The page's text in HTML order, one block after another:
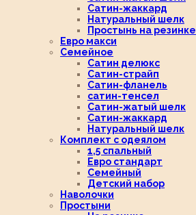
Сатин-жаккард
Натуральный шелк
Простынь на резинке
Евро макси
Семейное
Сатин делюкс
Сатин-страйп
Сатин-фланель
сатин-тенсел
Сатин-жатый шелк
Сатин-жаккард
Натуральный шелк
Комплект с одеялом
1,5 спальный
Евро стандарт
Семейный
Детский набор
Наволочки
Простыни